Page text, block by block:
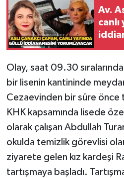
Av.
canlı
Olay, saat 09.30
bir lisenin kantininde
Cezaevinden bir süre önce
KHK kapsamında lisede
olarak çalışan Abdullah
okulda temizlik görevlisi
ziyarete gelen kız kardeşi
tartışmaya başladı.
Gökçebey
GÜNDEM
Kilimli
Kültür - Sanat
MAGAZİN
Politika